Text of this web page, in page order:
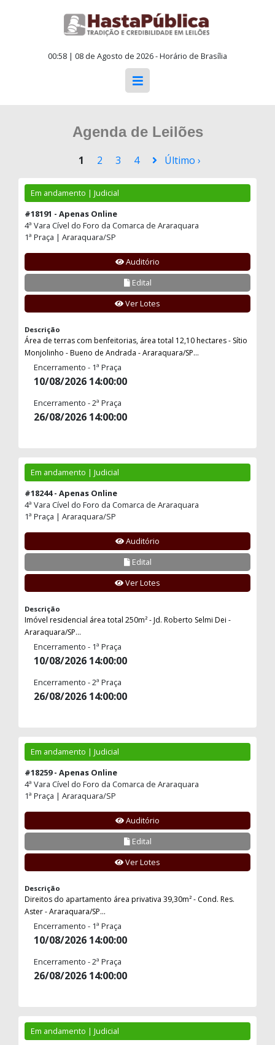
00:58 | 08 de Agosto de 2026 - Horário de Brasília
Agenda de Leilões
1 2 3 4 Último ›
Em andamento | Judicial
#18191 - Apenas Online
4ª Vara Cível do Foro da Comarca de Araraquara
1ª Praça | Araraquara/SP
Auditório
Edital
Ver Lotes
Descrição
Área de terras com benfeitorias, área total 12,10 hectares - Sítio
Monjolinho - Bueno de Andrada - Araraquara/SP...
Encerramento - 1ª Praça
10/08/2026 14:00:00
Encerramento - 2ª Praça
26/08/2026 14:00:00
Em andamento | Judicial
#18244 - Apenas Online
4ª Vara Cível do Foro da Comarca de Araraquara
1ª Praça | Araraquara/SP
Auditório
Edital
Ver Lotes
Descrição
Imóvel residencial área total 250m² - Jd. Roberto Selmi Dei -
Araraquara/SP...
Encerramento - 1ª Praça
10/08/2026 14:00:00
Encerramento - 2ª Praça
26/08/2026 14:00:00
Em andamento | Judicial
#18259 - Apenas Online
4ª Vara Cível do Foro da Comarca de Araraquara
1ª Praça | Araraquara/SP
Auditório
Edital
Ver Lotes
Descrição
Direitos do apartamento área privativa 39,30m² - Cond. Res.
Aster - Araraquara/SP...
Encerramento - 1ª Praça
10/08/2026 14:00:00
Encerramento - 2ª Praça
26/08/2026 14:00:00
Em andamento | Judicial